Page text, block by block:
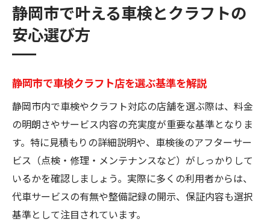
自動車整備のプロが語る静岡市車検の真価
車検のプロが語る静岡市の整備技術の実力
理
整備士が推す静岡市車検の強みと特徴を解
説
静岡市の車検で後悔しないための注意点
中古車や旧車にも強い静岡市の車検事情を解説
静岡市の車検は旧車や中古車にも柔軟対応
中古車ユーザー必見の静岡市車検サポート
静岡市で叶える車検とクラフトの
安心選び方
静岡市で車検クラフト店を選ぶ基準を解説
静岡市内で車検やクラフト対応の店舗を選ぶ際は、料金
の明朗さやサービス内容の充実度が重要な基準となりま
す。特に見積もりの詳細説明や、車検後のアフターサー
ビス（点検・修理・メンテナンスなど）がしっかりして
いるかを確認しましょう。実際に多くの利用者からは、
代車サービスの有無や整備記録の開示、保証内容も選択
基準として注目されています。